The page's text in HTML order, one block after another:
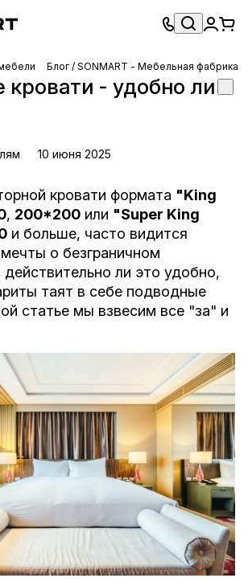
Блог / SONMART - Мебельная фабрика
- удобно ли
10 июня 2025
кровати формата "King
, 200*200 или "Super King
и больше, часто видится
о безграничном
ли это удобно,
таят в себе подводные
статье мы взвесим все "за" и